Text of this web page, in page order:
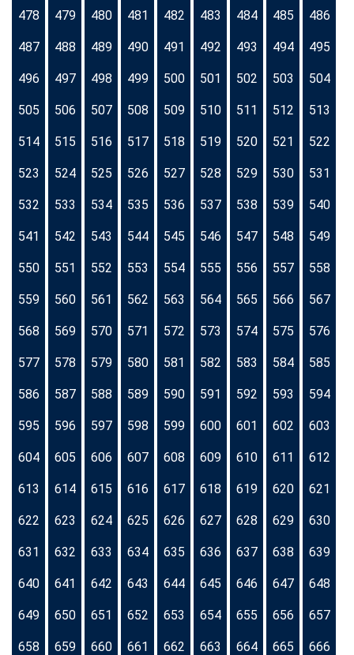
478 479 480 481 482 483 484 485 486
487 488 489 490 491 492 493 494 495
496 497 498 499 500 501 502 503 504
505 506 507 508 509 510 511 512 513
514 515 516 517 518 519 520 521 522
523 524 525 526 527 528 529 530 531
532 533 534 535 536 537 538 539 540
541 542 543 544 545 546 547 548 549
550 551 552 553 554 555 556 557 558
559 560 561 562 563 564 565 566 567
568 569 570 571 572 573 574 575 576
577 578 579 580 581 582 583 584 585
586 587 588 589 590 591 592 593 594
595 596 597 598 599 600 601 602 603
604 605 606 607 608 609 610 611 612
613 614 615 616 617 618 619 620 621
622 623 624 625 626 627 628 629 630
631 632 633 634 635 636 637 638 639
640 641 642 643 644 645 646 647 648
649 650 651 652 653 654 655 656 657
658 659 660 661 662 663 664 665 666